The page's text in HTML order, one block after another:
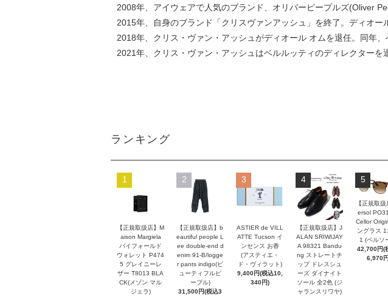
2008年、アイウェアで人気のブランド、オリバーピープルズ(Oliver
2015年、自身のブランド「クリスヴァンアッシュ」を終了。ディオー
2018年、クリス・ヴァン・アッシュがディオール オムを退任。同年
2021年、クリス・ヴァン・アッシュはベルルッティのディレクターを
ランキング
1
【正規取扱店】M
aison Margiela
バイフォールド
ウォレット P474
5 グレイニーレ
ザー T8013 BLA
CK(メゾン マル
ジェラ)
2
【正規取扱店】b
eautiful people L
ee double-end d
enim 91-B/logge
r pants indigo(ビ
ューティフルピ
ープル)
31,500円(税込3
3
ASTIER de VILL
ATTE Tucson イ
ンセンス お香
(アスティエ・
ド・ヴィラット)
9,400円(税込10,
340円)
4
【正規取扱店】J
ALAN SRIWIJAY
A 98321 Bandu
ng ストレートチ
ップ ドレスシュ
ーズ ダイナイト
ソール 全2色 (ジ
ャランスリワヤ)
5
【正規取
ersol
Cellor
ングラス
1 (ペルソ
42,700円(
6,970